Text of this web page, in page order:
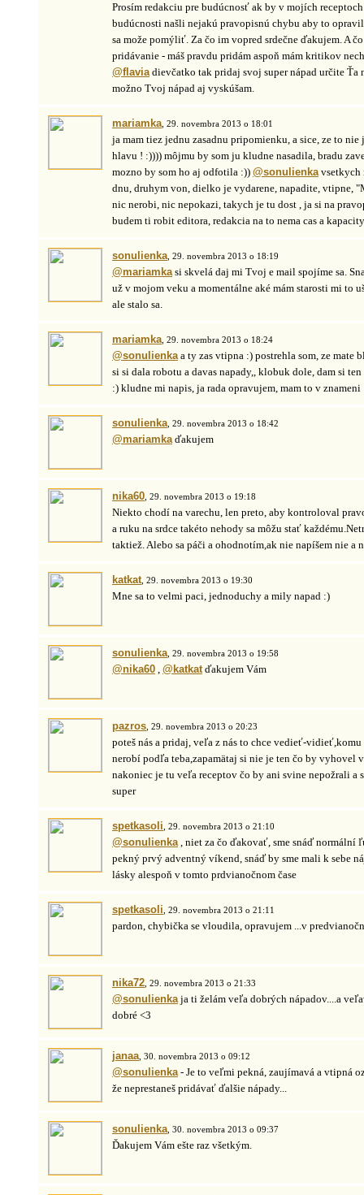
Prosím redakciu pre budúcnosť ak by v mojích
budúcnosti našli nejakú pravopisnú chybu aby to
sa može pomýliť. Za čo im vopred srdečne ďakujem. A
pridávanie - máš pravdu pridám aspoň mám kritikov
@flaviadievčatko tak pridaj svoj super nápad určite Ťa
možno Tvoj nápad aj vyskúšam.
mariamka , 29. novembra 2013 o 18:01
ja mam tiez jednu zasadnu pripomienku, a sice, ze to nie
hlavu ! :)))) môjmu by som ju kludne nasadila, bradu
mozno by som ho aj odfotila :)) @sonulienkavsetkych
dnu, druhym von, dielko je vydarene, napadite, vtipne,
nic nerobi, nic nepokazi, takych je tu dost , ja si na
budem ti robit editora, redakcia na to nema cas a
sonulienka , 29. novembra 2013 o 18:19
@mariamkasi skvelá daj mi Tvoj e mail spojíme sa.
už v mojom veku a momentálne aké mám starosti mi to
ale stalo sa.
mariamka , 29. novembra 2013 o 18:24
@sonulienkaa ty zas vtipna :) postrehla som, ze mate
si si dala robotu a davas napady,, klobuk dole, dam si
:) kludne mi napis, ja rada opravujem, mam to v znameni
sonulienka , 29. novembra 2013 o 18:42
@mariamkaďakujem
nika60 , 29. novembra 2013 o 19:18
Niekto chodí na varechu, len preto, aby kontroloval
a ruku na srdce takéto nehody sa môžu stať
taktiež. Alebo sa páči a ohodnotím,ak nie napíšem nie a
katkat , 29. novembra 2013 o 19:30
Mne sa to velmi paci, jednoduchy a mily napad :)
sonulienka , 29. novembra 2013 o 19:58
@nika60 , @katkatďakujem Vám
pazros , 29. novembra 2013 o 20:23
poteš nás a pridaj, veľa z nás to chce vedieť-vidieť,komu
nerobí podľa teba,zapamätaj si nie je ten čo by vyhovel
nakoniec je tu veľa receptov čo by ani svine nepožrali a
super
spetkasoli , 29. novembra 2013 o 21:10
@sonulienka, niet za čo ďakovať, sme snáď normální
pekný prvý adventný víkend, snáď by sme mali k sebe
lásky alespoň v tomto prdvianočnom čase
spetkasoli , 29. novembra 2013 o 21:11
pardon, chybička se vloudila, opravujem ...v
nika72 , 29. novembra 2013 o 21:33
@sonulienkaja ti želám veľa dobrých nápadov....a
dobré <3
janaa , 30. novembra 2013 o 09:12
@sonulienka- Je to veľmi pekná, zaujímavá a vtipná
že neprestaneš pridávať ďalšie nápady...
sonulienka , 30. novembra 2013 o 09:37
Ďakujem Vám ešte raz všetkým.